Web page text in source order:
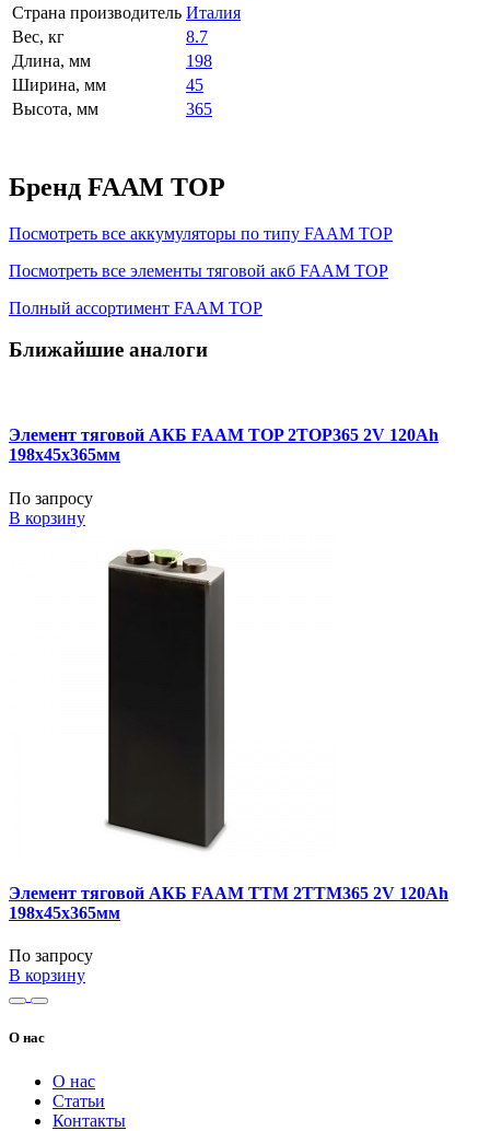
Страна производитель Италия
Вес, кг
8.7
Длина, мм
198
Ширина, мм
45
Высота, мм
365
Бренд FAAM TOP
Посмотреть все аккумуляторы по типу FAAM TOP
Посмотреть все элементы тяговой акб FAAM TOP
Полный ассортимент FAAM TOP
Ближайшие аналоги
Элемент тяговой АКБ FAAM TOP 2TOP365 2V 120Ah
198x45x365мм
По запросу
В корзину
Элемент тяговой АКБ FAAM TTM 2TTM365 2V 120Ah
198x45x365мм
По запросу
В корзину
О нас
О нас
Статьи
Контакты